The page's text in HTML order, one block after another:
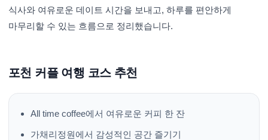
식사와 여유로운 데이트 시간을 보내고, 하루를 편안하게
마무리할 수 있는 흐름으로 정리했습니다.
포천 커플 여행 코스 추천
All time coffee에서 여유로운 커피 한 잔
가채리정원에서 감성적인 공간 즐기기